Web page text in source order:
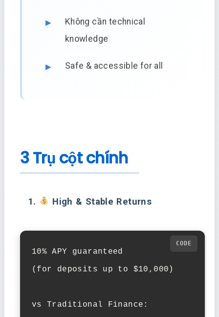
Không cần technical
knowledge
Safe & accessible for all
3 Trụ cột chính
1. High & Stable Returns
10% APY guaranteed
(for deposits up to $10,000)
vs Traditional Finance: